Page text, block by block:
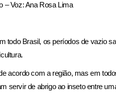
– Voz: Ana Rosa Lima
todo Brasil, os períodos de vazio
acordo com a região, mas em
servir de abrigo ao inseto entre